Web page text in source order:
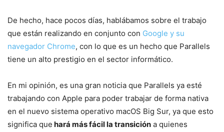
De hecho, hace pocos días, hablábamos sobre el trabajo
que están realizando en conjunto con Google y su
navegador Chrome, con lo que es un hecho que Parallels
tiene un alto prestigio en el sector informático.
En mi opinión, es una gran noticia que Parallels ya esté
trabajando con Apple para poder trabajar de forma nativa
en el nuevo sistema operativo macOS Big Sur, ya que esto
significa que hará más fácil la transición a quienes